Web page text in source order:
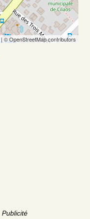
| © OpenStreetMap contributors
Publicité